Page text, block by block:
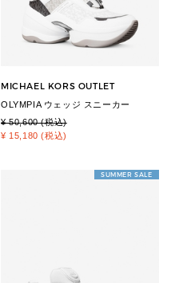
MICHAEL KORS OUTLET
OLYMPIA ウェッジ スニーカー
¥ 50,600 (税込)
¥ 15,180 (税込)
SUMMER SALE